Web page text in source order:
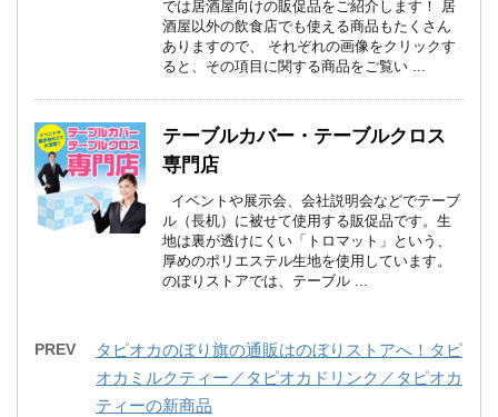
では居酒屋向けの販促品をご紹介します！ 居
酒屋以外の飲食店でも使える商品もたくさん
ありますので、 それぞれの画像をクリックす
ると、その項目に関する商品をご覧い ...
テーブルカバー・テーブルクロス
専門店
イベントや展示会、会社説明会などでテーブ
ル（長机）に被せて使用する販促品です。生
地は裏が透けにくい「トロマット」という、
厚めのポリエステル生地を使用しています。
のぼりストアでは、テーブル ...
PREV
タピオカのぼり旗の通販はのぼりストアへ！タピ
オカミルクティー／タピオカドリンク／タピオカ
ティーの新商品